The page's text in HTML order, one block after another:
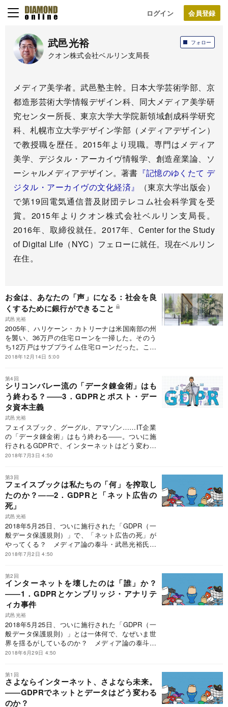
ログイン
フォロー
武邑光裕
クオン株式会社ベルリン支局長
メディア美学者。武邑塾主幹。日本大学芸術学部、京
都造形芸術大学情報デザイン科、同大メディア美学研
究センター所長、東京大学大学院新領域創成科学研究
科、札幌市立大学デザイン学部（メディアデザイン）
で教授職を歴任。2015年より現職。専門はメディア
美学、デジタル・アーカイヴ情報学、創造産業論、ソ
ーシャルメディアデザイン。著書 『記憶のゆくたて デ
ジタル・アーカイヴの文化経済』
（東京大学出版会）
で第19回電気通信普及財団テレコム社会科学賞を受
賞。2015年よりクオン株式会社ベルリン支局長。
2016年、取締役就任。2017年、Center for the Study
of Digital Life（NYC）フェローに就任。現在ベルリン
在住。
お金は、あなたの「声」になる：社会を良
くするために銀行ができること
武邑光裕
2005年、ハリケーン・カトリーナは米国南部の州
を襲い、36万戸の住宅ローンを一掃した。そのう
ち12万戸はサブプライム住宅ローンだった。これ
がサブプライム・モーゲージ市場の欠陥と、それ
連鎖を露呈した最初のドミノだった。
2018年12月14日 5:00
第4回
シリコンバレー流の「データ錬金術」はも
う終わる？――3．GDPRとポスト・デー
タ資本主義
武邑光裕
フェイスブック、グーグル、アマゾン……IT企業
の「データ錬金術」はもう終わる――。ついに施
行されるGDPRで、インターネットはどう変わる
のか？ そして、来たるべきポスト・シリコンバ
2018年7月3日 4:50
第3回
フェイスブックは私たちの「何」を搾取し
たのか？――2．GDPRと「ネット広告の
死」
武邑光裕
2018年5月25日、ついに施行された「GDPR（一
般データ保護規則）」で、「ネット広告の死」が
やってくる？ メディア論の泰斗・武邑光裕氏が
読み解くGDPRがビジネスに及ぼす影響とは？
2018年7月2日 4:50
第2回
インターネットを壊したのは「誰」か？
――1．GDPRとケンブリッジ・アナリテ
ィカ事件
武邑光裕
2018年5月25日、ついに施行された「GDPR（一
般データ保護規則）」とは一体何で、なぜいま世
界を揺るがしているのか？ メディア論の泰斗・
武邑光裕氏が読み解くGDPRの本質とは？
2018年6月29日 4:50
第1回
さよならインターネット、さよなら未来。
――GDPRでネットとデータはどう変わる
のか？